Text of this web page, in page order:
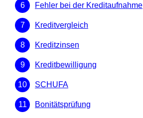
Fehler bei der Kreditaufnahme
Kreditvergleich
Kreditzinsen
Kreditbewilligung
SCHUFA
Bonitätsprüfung